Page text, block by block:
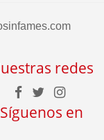
redes
Síguenos en